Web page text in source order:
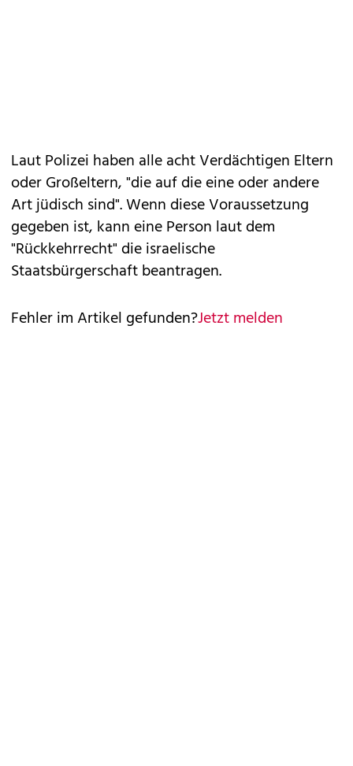
Laut Polizei haben alle acht Verdächtigen Eltern
oder Großeltern, "die auf die eine oder andere
Art jüdisch sind". Wenn diese Voraussetzung
gegeben ist, kann eine Person laut dem
"Rückkehrrecht" die israelische
Staatsbürgerschaft beantragen.
Fehler im Artikel gefunden?Jetzt melden